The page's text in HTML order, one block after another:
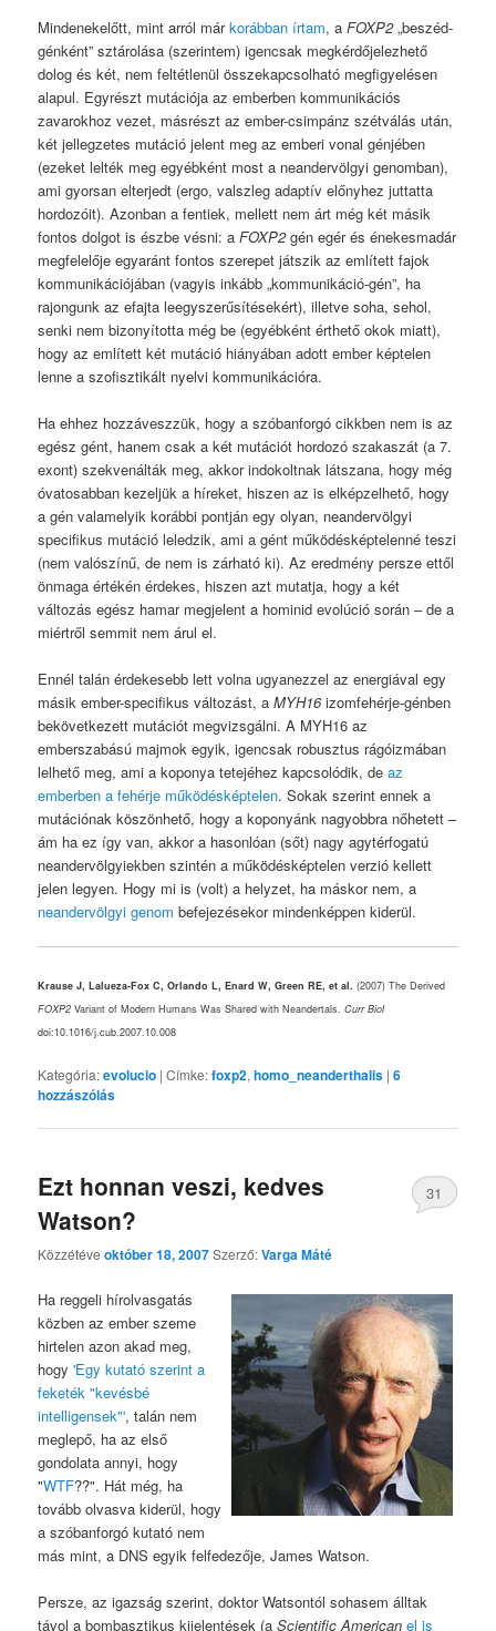
Mindenekelőtt, mint arról márkorábban írtam, aFOXP2„beszéd-
génként” sztárolása (szerintem) igencsak megkérdőjelezhető
dolog és két, nem feltétlenül összekapcsolható megfigyelésen
alapul. Egyrészt mutációja az emberben kommunikációs
zavarokhoz vezet, másrészt az ember-csimpánz szétválás után,
két jellegzetes mutáció jelent meg az emberi vonal génjében
(ezeket lelték meg egyébként most a neandervölgyi genomban),
ami gyorsan elterjedt (ergo, valszleg adaptív előnyhez juttatta
hordozóit). Azonban a fentiek, mellett nem árt még két másik
fontos dolgot is észbe vésni: aFOXP2gén egér és énekesmadár
megfelelője egyaránt fontos szerepet játszik az említett fajok
kommunikációjában (vagyis inkább „kommunikáció-gén”, ha
rajongunk az efajta leegyszerűsítésekért), illetve soha, sehol,
senki nem bizonyította még be (egyébként érthető okok miatt),
hogy az említett két mutáció hiányában adott ember képtelen
lenne a szofisztikált nyelvi kommunikációra.
Ha ehhez hozzáveszzük, hogy a szóbanforgó cikkben nem is az
egész gént, hanem csak a két mutációt hordozó szakaszát (a 7.
exont) szekvenálták meg, akkor indokoltnak látszana, hogy még
óvatosabban kezeljük a híreket, hiszen az is elképzelhető, hogy
a gén valamelyik korábbi pontján egy olyan, neandervölgyi
specifikus mutáció leledzik, ami a gént működésképtelenné teszi
(nem valószínű, de nem is zárható ki). Az eredmény persze ettől
önmaga értékén érdekes, hiszen azt mutatja, hogy a két
változás egész hamar megjelent a hominid evolúció során – de a
miértről semmit nem árul el.
Ennél talán érdekesebb lett volna ugyanezzel az energiával egy
másik ember-specifikus változást, aMYH16izomfehérje-génben
bekövetkezett mutációt megvizsgálni. A MYH16 az
emberszabású majmok egyik, igencsak robusztus rágóizmában
lelhető meg, ami a koponya tetejéhez kapcsolódik, deaz
emberben a fehérje működésképtelen. Sokak szerint ennek a
mutációnak köszönhető, hogy a koponyánk nagyobbra nőhetett –
ám ha ez így van, akkor a hasonlóan (sőt) nagy agytérfogatú
neandervölgyiekben szintén a működésképtelen verzió kellett
jelen legyen. Hogy mi is (volt) a helyzet, ha máskor nem, a
neandervölgyi genom befejezésekor mindenképpen kiderül.
Krause J, Lalueza-Fox C, Orlando L, Enard W, Green RE, et al. (2007) The Derived
FOXP2 Variant of Modern Humans Was Shared with Neandertals.Curr Biol
doi:10.1016/j.cub.2007.10.008
Kategória:evolucio |Címke:foxp2,homo_neanderthalis |6
hozzászólás
Ezt honnan veszi, kedves
Watson?
Közzétéveoktóber 18, 2007Szerző:Varga Máté
31
Ha reggeli hírolvasgatás
közben az ember szeme
hirtelen azon akad meg,
hogy'Egy kutató szerint a
feketék "kevésbé
intelligensek"', talán nem
meglepő, ha az első
gondolata annyi, hogy
"WTF??". Hát még, ha
tovább olvasva kiderül, hogy
a szóbanforgó kutató nem
más mint, a DNS egyik felfedezője, James Watson.
Persze, az igazság szerint, doktor Watsontól sohasem álltak
távol a bombasztikus kijelentések (aScientific American el is